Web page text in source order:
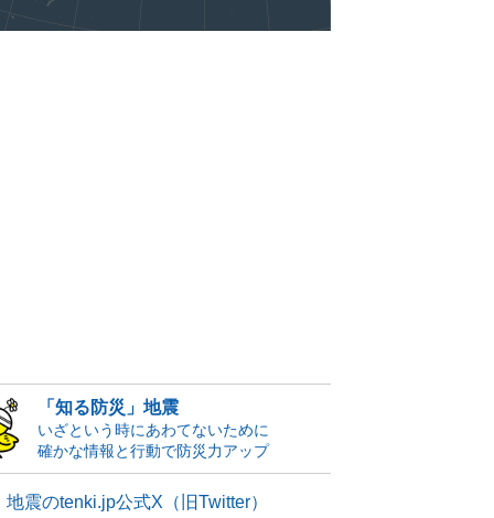
「知る防災」地震
いざという時にあわてないために
確かな情報と行動で防災力アップ
地震のtenki.jp公式X（旧Twitter）